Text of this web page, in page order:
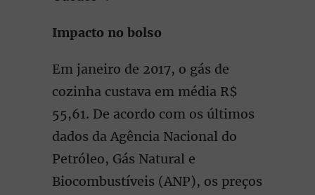
Impacto no bolso
Em janeiro de 2017, o gás de
cozinha custava em média R$
55,61. De acordo com os últimos
dados da Agência Nacional do
Petróleo, Gás Natural e
Biocombustíveis (ANP), os preços